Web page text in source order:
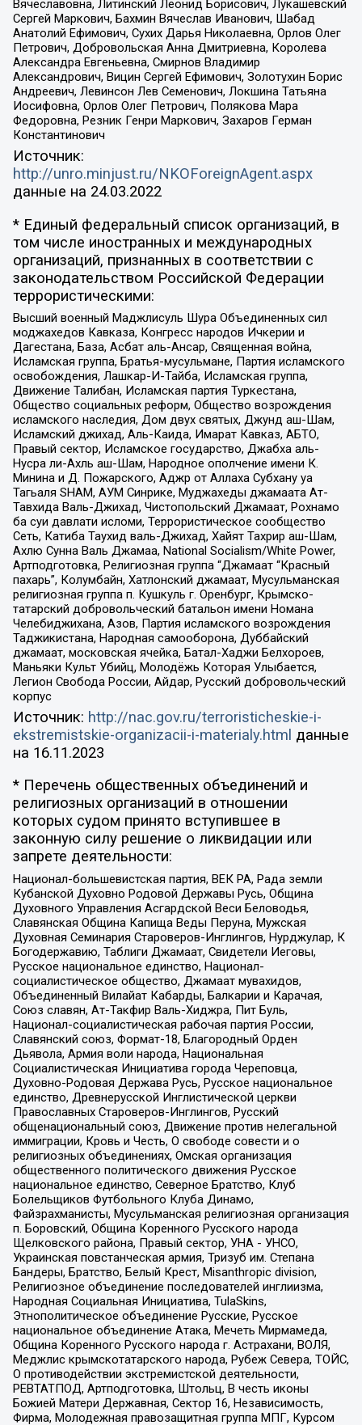
Вячеславовна, Литинский Леонид Борисович, Лукашевский
Сергей Маркович, Бахмин Вячеслав Иванович, Шабад
Анатолий Ефимович, Сухих Дарья Николаевна, Орлов Олег
Петрович, Добровольская Анна Дмитриевна, Королева
Александра Евгеньевна, Смирнов Владимир
Александрович, Вицин Сергей Ефимович, Золотухин Борис
Андреевич, Левинсон Лев Семенович, Локшина Татьяна
Иосифовна, Орлов Олег Петрович, Полякова Мара
Федоровна, Резник Генри Маркович, Захаров Герман
Константинович
Источник:
http://unro.minjust.ru/NKOForeignAgent.aspx
данные на 24.03.2022
* Единый федеральный список организаций, в
том числе иностранных и международных
организаций, признанных в соответствии с
законодательством Российской Федерации
террористическими:
Высший военный Маджлисуль Шура Объединенных сил
моджахедов Кавказа, Конгресс народов Ичкерии и
Дагестана, База, Асбат аль-Ансар, Священная война,
Исламская группа, Братья-мусульмане, Партия исламского
освобождения, Лашкар-И-Тайба, Исламская группа,
Движение Талибан, Исламская партия Туркестана,
Общество социальных реформ, Общество возрождения
исламского наследия, Дом двух святых, Джунд аш-Шам,
Исламский джихад, Аль-Каида, Имарат Кавказ, АБТО,
Правый сектор, Исламское государство, Джабха аль-
Нусра ли-Ахль аш-Шам, Народное ополчение имени К.
Минина и Д. Пожарского, Аджр от Аллаха Субхану уа
Тагьаля SHAM, АУМ Синрике, Муджахеды джамаата Ат-
Тавхида Валь-Джихад, Чистопольский Джамаат, Рохнамо
ба суи давлати исломи, Террористическое сообщество
Сеть, Катиба Таухид валь-Джихад, Хайят Тахрир аш-Шам,
Ахлю Сунна Валь Джамаа, National Socialism/White Power,
Артподготовка, Религиозная группа “Джамаат “Красный
пахарь”, Колумбайн, Хатлонский джамаат, Мусульманская
религиозная группа п. Кушкуль г. Оренбург, Крымско-
татарский добровольческий батальон имени Номана
Челебиджихана, Азов, Партия исламского возрождения
Таджикистана, Народная самооборона, Дуббайский
джамаат, московская ячейка, Батал-Хаджи Белхороев,
Маньяки Культ Убийц, Молодёжь Которая Улыбается,
Легион Свобода России, Айдар, Русский добровольческий
корпус
Источник: http://nac.gov.ru/terroristicheskie-i-
ekstremistskie-organizacii-i-materialy.html данные
на 16.11.2023
* Перечень общественных объединений и
религиозных организаций в отношении
которых судом принято вступившее в
законную силу решение о ликвидации или
запрете деятельности:
Национал-большевистская партия, ВЕК РА, Рада земли
Кубанской Духовно Родовой Державы Русь, Община
Духовного Управления Асгардской Веси Беловодья,
Славянская Община Капища Веды Перуна, Мужская
Духовная Семинария Староверов-Инглингов, Нурджулар, К
Богодержавию, Таблиги Джамаат, Свидетели Иеговы,
Русское национальное единство, Национал-
социалистическое общество, Джамаат мувахидов,
Объединенный Вилайат Кабарды, Балкарии и Карачая,
Союз славян, Ат-Такфир Валь-Хиджра, Пит Буль,
Национал-социалистическая рабочая партия России,
Славянский союз, Формат-18, Благородный Орден
Дьявола, Армия воли народа, Национальная
Социалистическая Инициатива города Череповца,
Духовно-Родовая Держава Русь, Русское национальное
единство, Древнерусской Инглистической церкви
Православных Староверов-Инглингов, Русский
общенациональный союз, Движение против нелегальной
иммиграции, Кровь и Честь, О свободе совести и о
религиозных объединениях, Омская организация
общественного политического движения Русское
национальное единство, Северное Братство, Клуб
Болельщиков Футбольного Клуба Динамо,
Файзрахманисты, Мусульманская религиозная организация
п. Боровский, Община Коренного Русского народа
Щелковского района, Правый сектор, УНА - УНСО,
Украинская повстанческая армия, Тризуб им. Степана
Бандеры, Братство, Белый Крест, Misanthropic division,
Религиозное объединение последователей инглиизма,
Народная Социальная Инициатива, TulaSkins,
Этнополитическое объединение Русские, Русское
национальное объединение Атака, Мечеть Мирмамеда,
Община Коренного Русского народа г. Астрахани, ВОЛЯ,
Меджлис крымскотатарского народа, Рубеж Севера, ТОЙС,
О противодействии экстремистской деятельности,
РЕВТАТПОД, Артподготовка, Штольц, В честь иконы
Божией Матери Державная, Сектор 16, Независимость,
Фирма, Молодежная правозащитная группа МПГ, Курсом